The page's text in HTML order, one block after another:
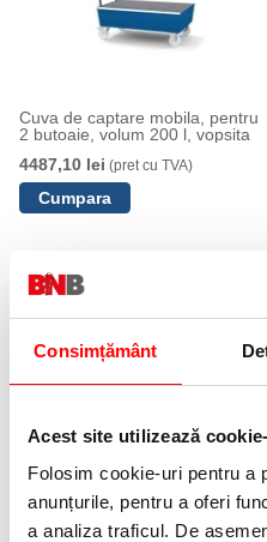
Consimțământ
Acest site utilizează
Folosim cookie-uri pentru a
anunțurile, pentru a oferi
a analiza traficul. De
Cuva de captare mobila, pentru
2 butoaie, volum 200 l, vopsita
4487,10 lei (pret cu TVA)
Baza patrata CV 4000
57,16 lei(pret cu TVA)